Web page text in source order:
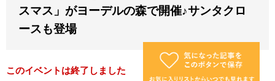
スマス」がヨーデルの森で開催♪サンタクロ
ースも登場
このイベントは終了しました